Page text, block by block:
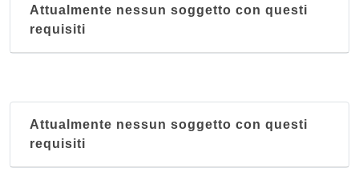
Attualmente nessun soggetto con questi
requisiti
Attualmente nessun soggetto con questi
requisiti